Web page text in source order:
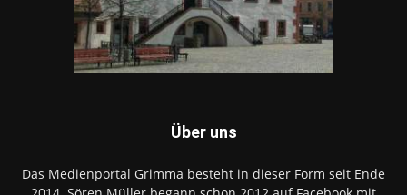
Über uns
Das Medienportal Grimma besteht in dieser Form seit Ende